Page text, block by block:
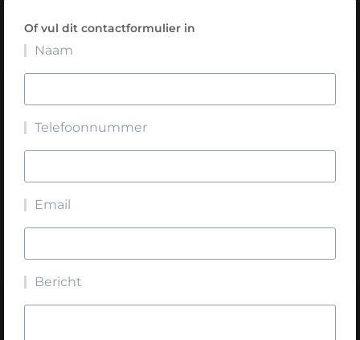
Of vul dit contactformulier in
Naam
Telefoonnummer
Email
Bericht